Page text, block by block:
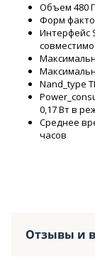
Объем 480
Форм
Интерфейс
Nand_type
0,17 Вт в
Среднее
часов
Отзывы и